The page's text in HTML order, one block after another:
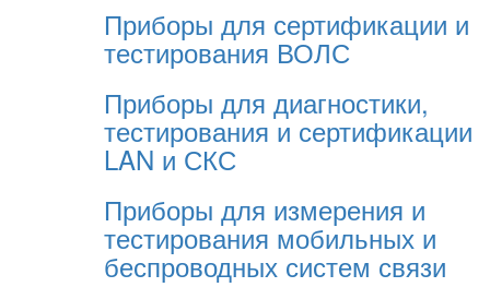
Приборы для сертификации и
тестирования ВОЛС
Приборы для диагностики,
тестирования и сертификации
LAN и СКС
Приборы для измерения и
тестирования мобильных и
беспроводных систем связи